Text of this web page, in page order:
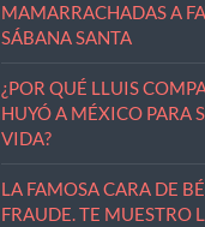
MAMARRACHADAS A
SÁBANA SANTA
¿POR QUÉ LLUIS
HUYÓ A MÉXICO PARA
VIDA?
LA FAMOSA CARA DE
FRAUDE. TE MUESTRO